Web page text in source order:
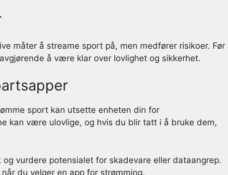
måter å streame sport på, men medfører risikoer. Før
å være klar over lovlighet og sikkerhet.
sport kan utsette enheten din for
kan være ulovlige, og hvis du blir tatt i å bruke dem,
vurdere potensialet for skadevare eller dataangrep.
du velger en app for strømming.